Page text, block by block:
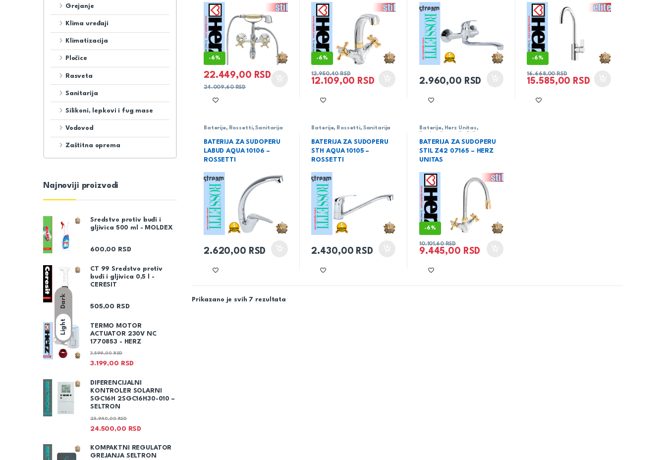
Dark
Light
-6%
22.449,00 RSD
24.009,60RSD
-6%
12.109,00 RSD
12.950,40RSD
2.960,00 RSD
-6%
15.585,00 RSD
16.668,00RSD
Baterije, Rossetti,Sanitarija
BATERIJA ZA SUDOPERU
LABUD AQUA 10106 –
ROSSETTI
2.620,00 RSD
Baterije, Rossetti, Sanitarija
BATERIJA ZA SUDOPERU
STH AQUA 10105 –
ROSSETTI
2.430,00 RSD
Baterije, Herz Unitas,
BATERIJA ZA SUDOPERU
STIL Z42 07165 – HERZ
UNITAS
-6%
9.445,00 RSD
10.101,60RSD
Prikazano je svih 7 rezultata
Grejanje
Klima uređaji
Klimatizacija
Pločice
Rasveta
Sanitarija
Silikoni, lepkovi i fug mase
Vodovod
Zaštitna oprema
Najnoviji proizvodi
Sredstvo protiv buđi i
gljivica 500 ml - MOLDEX
600,00 RSD
CT 99 Sredstvo protiv
buđi i gljivica 0,5 l -
CERESIT
505,00 RSD
TERMO MOTOR
ACTUATOR 230V NC
1770853 - HERZ
3.199,00 RSD
3.599,00RSD
DIFERENCIJALNI
KONTROLER SOLARNI
SGC16H 2SGC16H30-010 –
SELTRON
24.500,00 RSD
25.940,00RSD
KOMPAKTNI REGULATOR
GREJANJA SELTRON